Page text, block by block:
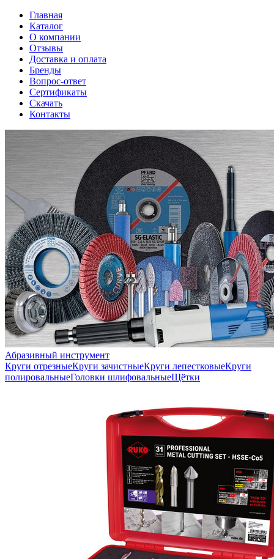
Главная
Каталог
О компании
Отзывы
Доставка и оплата
Бренды
Вопрос-ответ
Сертификаты
Скачать
Контакты
Абразивный инструмент
Круги отрезныеКруги зачистныеКруги лепестковыеКруги
полировальныеГоловки шлифовальныеЩётки